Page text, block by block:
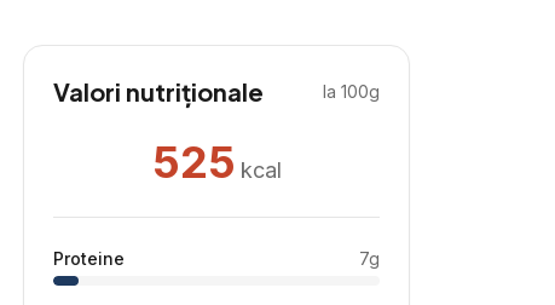
Valori nutriționale la 100g
525 kcal
Proteine 7g